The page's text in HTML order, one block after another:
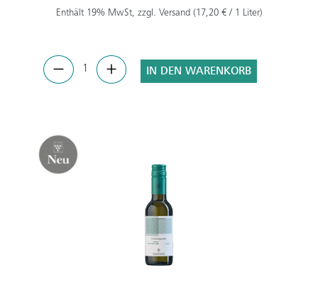
Enthält 19% MwSt, zzgl. Versand (17,20 € / 1 Liter)
IN DEN WARENKORB